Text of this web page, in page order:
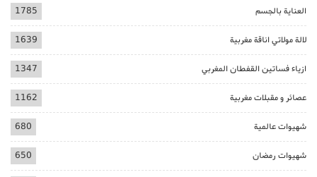
العناية بالجسم 1785
لالة مولاتي اناقة مغربية 1639
ازياء فساتين القفطان المغربي 1347
عصائر و مقبلات مغربية 1162
شهيوات عالمية 680
شهيوات رمضان 650